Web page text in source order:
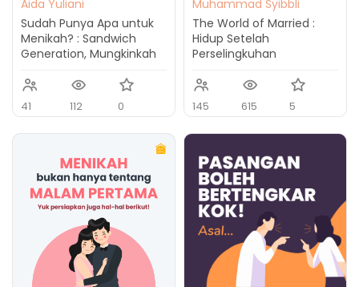
Aida Yuliani
Sudah Punya Apa untuk
Menikah? : Sandwich
Generation, Mungkinkah
41 112 0
Muhammad Syibbli
Zulkarnain, M.Psi., Psikolog
The World of Married :
Hidup Setelah
Perselingkuhan
145 615 5